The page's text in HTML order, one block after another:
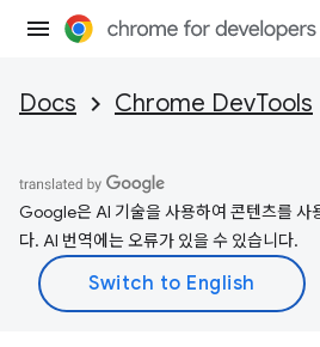
Docs Chrome DevTools
Google은 AI 기술을 사용하여 콘텐츠를 사
다. AI 번역에는 오류가 있을 수 있습니다.